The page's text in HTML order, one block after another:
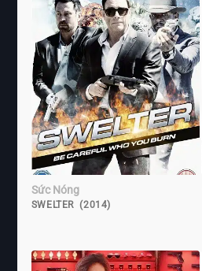
Sức Nóng
SWELTER (2014)